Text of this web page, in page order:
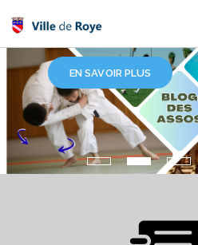
EN SAVOIR PLUS